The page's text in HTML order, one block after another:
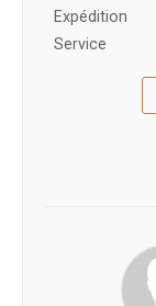
Expédition
Service